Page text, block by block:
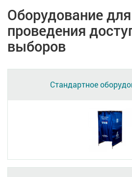
Оборудование для
проведения
выборов
Стандартное